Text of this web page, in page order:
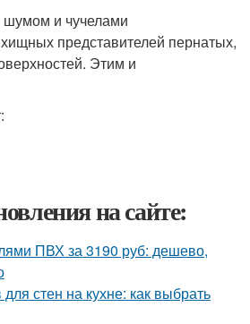
шумом и чучелами
представителей пернатых,
Этим и
на сайте:
ПВХ за 3190 руб: дешево,
стен на кухне: как выбрать